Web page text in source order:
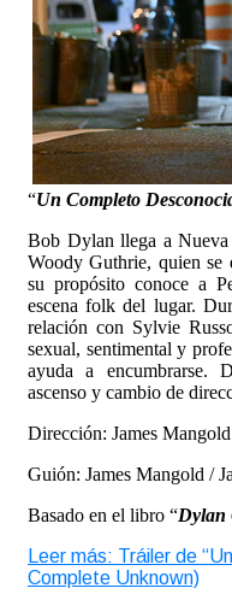
“Un Completo
Bob Dylan llega a Nueva
Woody Guthrie, quien se
su propósito conoce a
escena folk del lugar.
relación con Sylvie
sexual, sentimental y
ayuda a encumbrarse.
ascenso y cambio de
Dirección: James Mangold
Guión: James Mangold /
Basado en el libro “Dylan
Leer más: Tráiler de
Complete Unknown)